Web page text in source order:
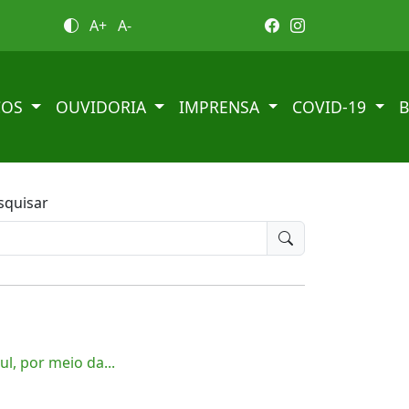
A+ A-
OUVIDORIA IMPRENSA COVID-19
por meio da...